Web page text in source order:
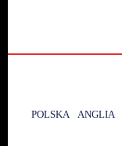
POLSKA ANGLIA